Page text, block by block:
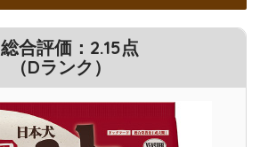
総合評価：2.15点
（Dランク）